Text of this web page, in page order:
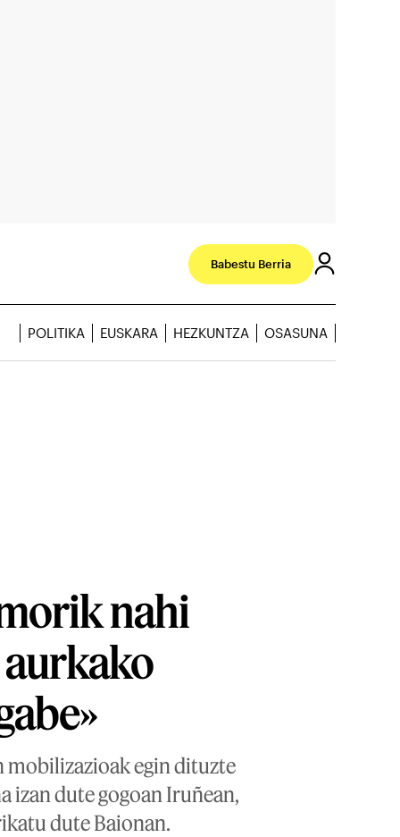
Babestu Berria
POLITIKA EUSKARA HEZKUNTZA OSASUNA
nahi
egin dituzte
izan dute gogoan Iruñean,
dute Baionan.